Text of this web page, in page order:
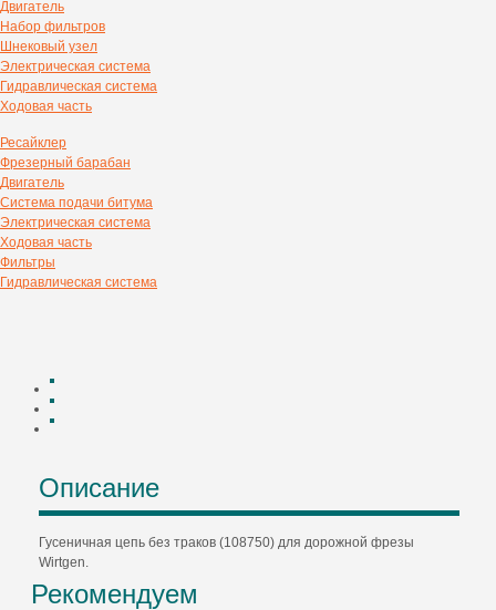
Двигатель
Набор фильтров
Шнековый узел
Электрическая система
Гидравлическая система
Ходовая часть
Ресайклер
Фрезерный барабан
Двигатель
Система подачи битума
Электрическая система
Ходовая часть
Фильтры
Гидравлическая система
Описание
Гусеничная цепь без траков (108750) для дорожной фрезы
Wirtgen.
Рекомендуем